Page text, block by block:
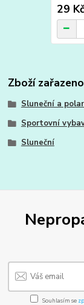
29 Kč
Zboží
Sluneční a
Sportovní
Sluneční
Souhlasím se